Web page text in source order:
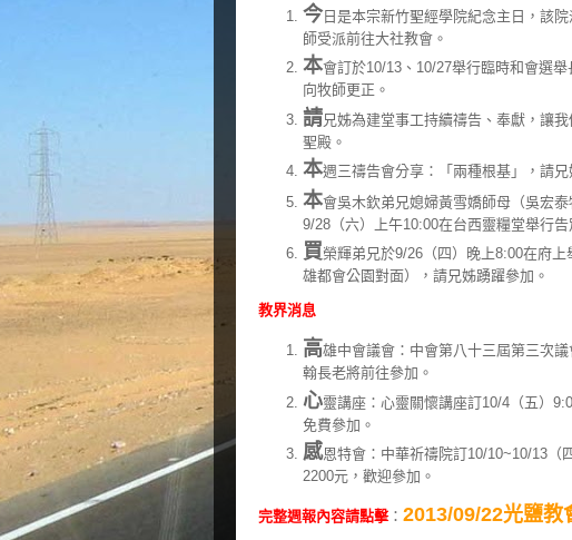
今日是本宗新竹聖經學院紀念主日，該
師受派前往大社教會。
本會訂於10/13、10/27舉行臨時和會選
向牧師更正。
請兄姊為建堂事工持續禱告、奉獻，讓
聖殿。
本週三禱告會分享：「兩種根基」，請
本會吳木欽弟兄媳婦黃雪嬌師母（吳宏
9/28（六）上午10:00在台西靈糧堂舉行
買榮輝弟兄於9/26（四）晚上8:00在府
雄都會公園對面），請兄姊踴躍參加。
教界消息
高雄中會議會：中會第八十三屆第三次
翰長老將前往參加。
心靈講座：心靈關懷講座訂10/4（五）
免費參加。
感恩特會：中華祈禱院訂10/10~10/13（
2200元，歡迎參加。
完整週報內容請點擊： 2013/09/22光鹽教